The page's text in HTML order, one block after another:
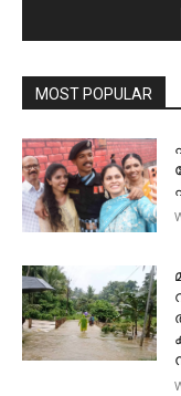
MOST POPULAR